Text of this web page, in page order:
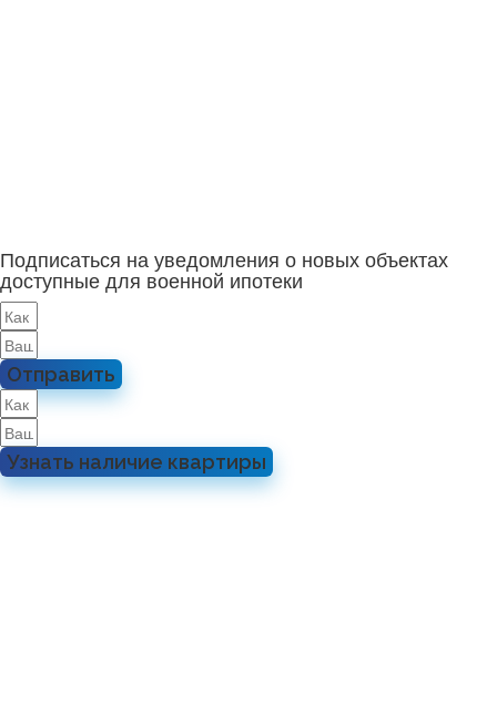
Подписаться на уведомления о новых объектах
доступные для военной ипотеки
Отправить
Узнать наличие квартиры